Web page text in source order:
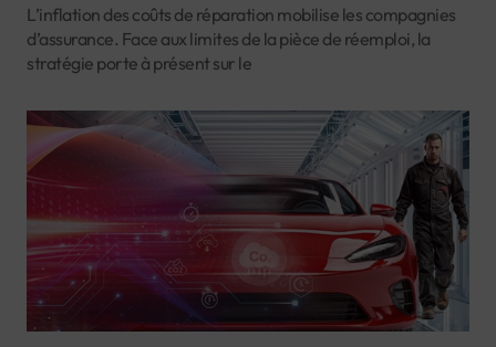
L’inflation des coûts de réparation mobilise les compagnies
d’assurance. Face aux limites de la pièce de réemploi, la
stratégie porte à présent sur le